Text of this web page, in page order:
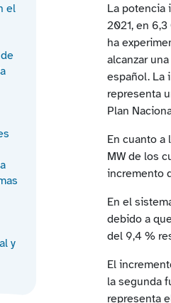
el
y
La potencia
2021, en
ha
alcanzar
español. La
representa
Plan
En cuanto
MW de los
incremento
En el
debido a
del 9,4 %
El
la segunda
representa